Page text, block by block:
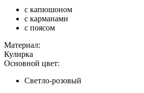
с капюшоном
с карманами
с поясом
Материал:
Кулирка
Основной цвет:
Светло-розовый